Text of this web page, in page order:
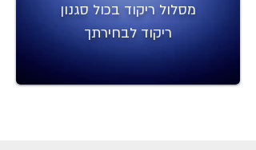
מסלול ריקוד בכול סגנון
ריקוד לבחירתך